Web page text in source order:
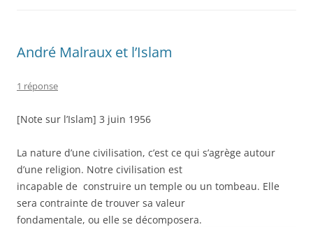
André Malraux et l’Islam
1 réponse
[Note sur l’Islam] 3 juin 1956
La nature d’une civilisation, c’est ce qui s’agrège autour
d’une religion. Notre civilisation est
incapable de construire un temple ou un tombeau. Elle
sera contrainte de trouver sa valeur
fondamentale, ou elle se décomposera.